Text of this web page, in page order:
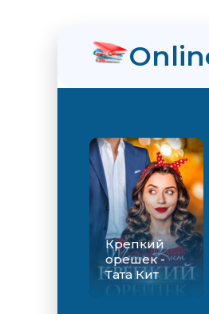
Крепкий
орешек -
Тата Кит